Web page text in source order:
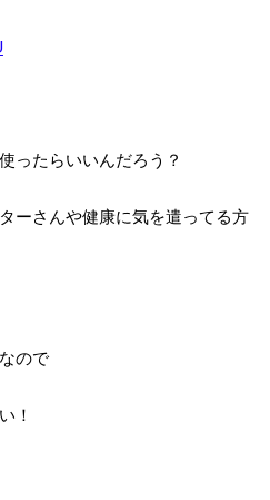
ったらいいんだろう？
ーさんや健康に気を遣ってる方
ので
！